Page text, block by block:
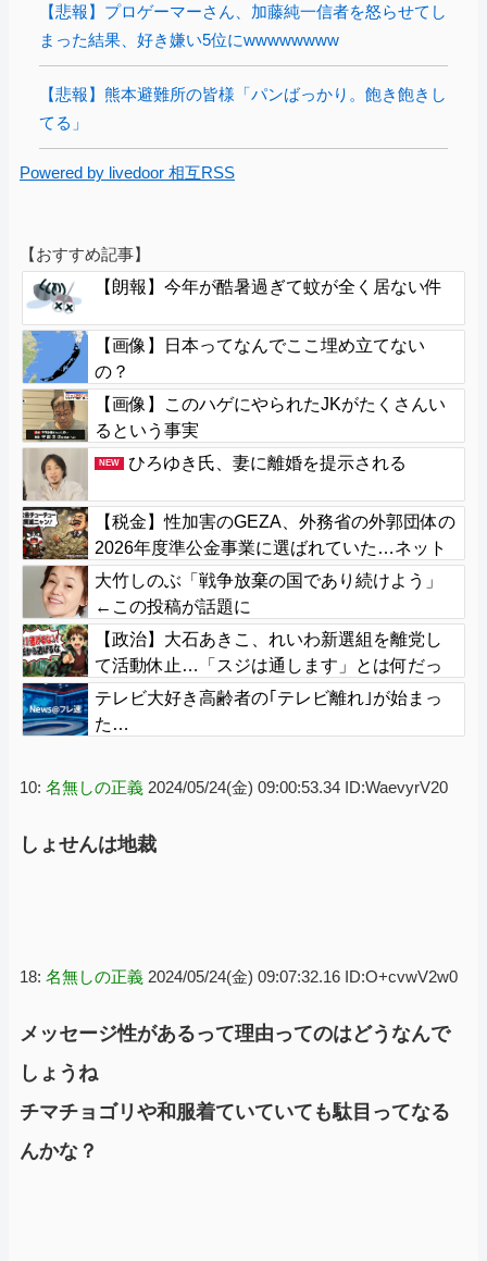
【悲報】プロゲーマーさん、加藤純一信者を怒らせてし
まった結果、好き嫌い5位にwwwwwwww
【悲報】熊本避難所の皆様「パンばっかり。飽き飽きし
てる」
Powered by livedoor 相互RSS
【おすすめ記事】
【朗報】今年が酷暑過ぎて蚊が全く居ない件
【画像】日本ってなんでここ埋め立てない
の？
【画像】このハゲにやられたJKがたくさんい
るという事実
NEW ひろゆき氏、妻に離婚を提示される
【税金】性加害のGEZA、外務省の外郭団体の
2026年度準公金事業に選ばれていた…ネット
「首相を小馬鹿にしながら公金に群がってた
の？」「右手で補助金もらいながら左手で反
政府」
大竹しのぶ「戦争放棄の国であり続けよう」
←この投稿が話題に
【政治】大石あきこ、れいわ新選組を離党し
て活動休止…「スジは通します」とは何だっ
たのか
テレビ大好き高齢者の｢テレビ離れ｣が始まっ
た…
10: 名無しの正義 2024/05/24(金) 09:00:53.34 ID:WaevyrV20
しょせんは地裁
18: 名無しの正義 2024/05/24(金) 09:07:32.16 ID:O+cvwV2w0
メッセージ性があるって理由ってのはどうなんで
しょうね
チマチョゴリや和服着ていていても駄目ってなる
んかな？